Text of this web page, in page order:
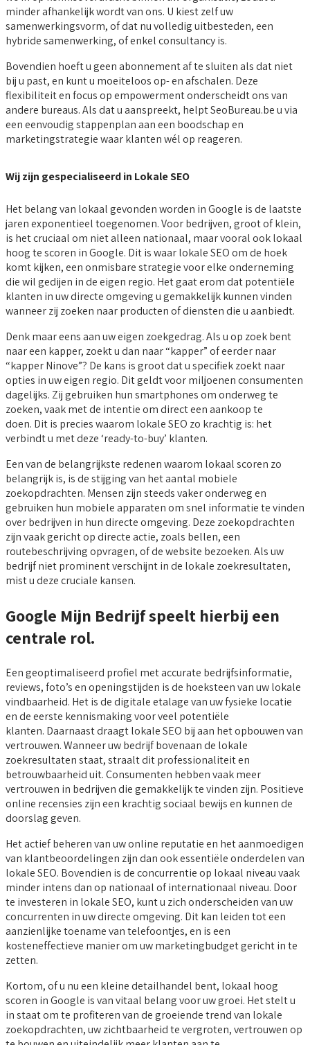
minder afhankelijk wordt van ons. U kiest zelf uw
samenwerkingsvorm, of dat nu volledig uitbesteden, een
hybride samenwerking, of enkel consultancy is.
Bovendien hoeft u geen abonnement af te sluiten als dat niet
bij u past, en kunt u moeiteloos op- en afschalen. Deze
flexibiliteit en focus op empowerment onderscheidt ons van
andere bureaus. Als dat u aanspreekt, helpt SeoBureau.be u via
een eenvoudig stappenplan aan een boodschap en
marketingstrategie waar klanten wél op reageren.
Wij zijn gespecialiseerd in Lokale SEO
Het belang van lokaal gevonden worden in Google is de laatste
jaren exponentieel toegenomen. Voor bedrijven, groot of klein,
is het cruciaal om niet alleen nationaal, maar vooral ook lokaal
hoog te scoren in Google. Dit is waar lokale SEO om de hoek
komt kijken, een onmisbare strategie voor elke onderneming
die wil gedijen in de eigen regio. Het gaat erom dat potentiële
klanten in uw directe omgeving u gemakkelijk kunnen vinden
wanneer zij zoeken naar producten of diensten die u aanbiedt.
Denk maar eens aan uw eigen zoekgedrag. Als u op zoek bent
naar een kapper, zoekt u dan naar “kapper” of eerder naar
“kapper Ninove”? De kans is groot dat u specifiek zoekt naar
opties in uw eigen regio. Dit geldt voor miljoenen consumenten
dagelijks. Zij gebruiken hun smartphones om onderweg te
zoeken, vaak met de intentie om direct een aankoop te
doen. Dit is precies waarom lokale SEO zo krachtig is: het
verbindt u met deze ‘ready-to-buy’ klanten.
Een van de belangrijkste redenen waarom lokaal scoren zo
belangrijk is, is de stijging van het aantal mobiele
zoekopdrachten. Mensen zijn steeds vaker onderweg en
gebruiken hun mobiele apparaten om snel informatie te vinden
over bedrijven in hun directe omgeving. Deze zoekopdrachten
zijn vaak gericht op directe actie, zoals bellen, een
routebeschrijving opvragen, of de website bezoeken. Als uw
bedrijf niet prominent verschijnt in de lokale zoekresultaten,
mist u deze cruciale kansen.
Google Mijn Bedrijf speelt hierbij een
centrale rol.
Een geoptimaliseerd profiel met accurate bedrijfsinformatie,
reviews, foto’s en openingstijden is de hoeksteen van uw lokale
vindbaarheid. Het is de digitale etalage van uw fysieke locatie
en de eerste kennismaking voor veel potentiële
klanten. Daarnaast draagt lokale SEO bij aan het opbouwen van
vertrouwen. Wanneer uw bedrijf bovenaan de lokale
zoekresultaten staat, straalt dit professionaliteit en
betrouwbaarheid uit. Consumenten hebben vaak meer
vertrouwen in bedrijven die gemakkelijk te vinden zijn. Positieve
online recensies zijn een krachtig sociaal bewijs en kunnen de
doorslag geven.
Het actief beheren van uw online reputatie en het aanmoedigen
van klantbeoordelingen zijn dan ook essentiële onderdelen van
lokale SEO. Bovendien is de concurrentie op lokaal niveau vaak
minder intens dan op nationaal of internationaal niveau. Door
te investeren in lokale SEO, kunt u zich onderscheiden van uw
concurrenten in uw directe omgeving. Dit kan leiden tot een
aanzienlijke toename van telefoontjes, en is een
kosteneffectieve manier om uw marketingbudget gericht in te
zetten.
Kortom, of u nu een kleine detailhandel bent, lokaal hoog
scoren in Google is van vitaal belang voor uw groei. Het stelt u
in staat om te profiteren van de groeiende trend van lokale
zoekopdrachten, uw zichtbaarheid te vergroten, vertrouwen op